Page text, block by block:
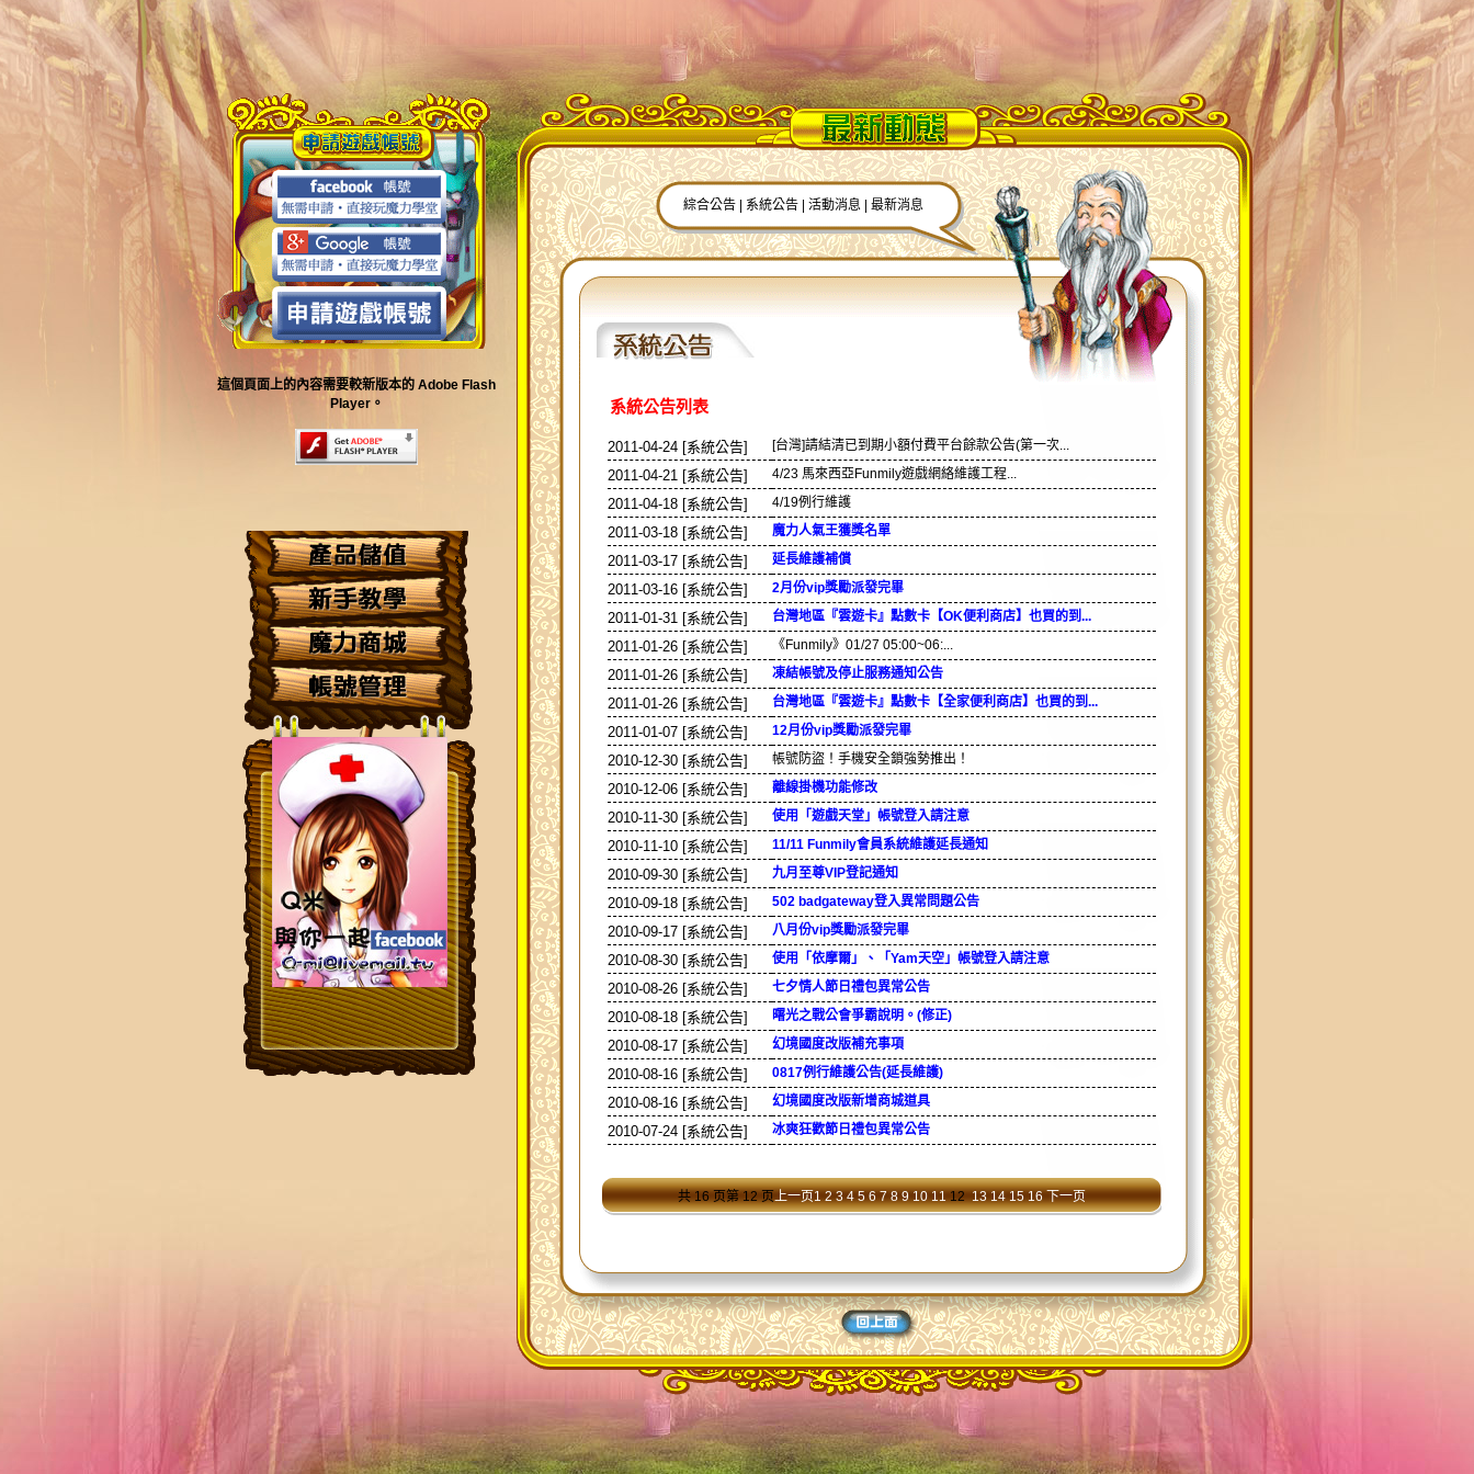
這個頁面上的內容需要較新版本的 Adobe Flash
Player。
綜合公告 系統公告 活動消息 最新消息
系統公告列表
2011-04-24 [系統公告] [台灣]請結清已到期小額付費平台餘款公告(第一次...
2011-04-21 [系統公告] 4/23 馬來西亞Funmily遊戲網絡維護工程...
2011-04-18 [系統公告] 4/19例行維護
2011-03-18 [系統公告] 魔力人氣王獲獎名單
2011-03-17 [系統公告] 延長維護補償
2011-03-16 [系統公告] 2月份vip獎勵派發完畢
2011-01-31 [系統公告] 台灣地區『雲遊卡』點數卡【OK便利商店】也買的到...
2011-01-26 [系統公告] 《Funmily》01/27 05:00~06:...
2011-01-26 [系統公告] 凍結帳號及停止服務通知公告
2011-01-26 [系統公告] 台灣地區『雲遊卡』點數卡【全家便利商店】也買的到...
2011-01-07 [系統公告] 12月份vip獎勵派發完畢
2010-12-30 [系統公告] 帳號防盜！手機安全鎖強勢推出！
2010-12-06 [系統公告] 離線掛機功能修改
2010-11-30 [系統公告] 使用「遊戲天堂」帳號登入請注意
2010-11-10 [系統公告] 11/11 Funmily會員系統維護延長通知
2010-09-30 [系統公告] 九月至尊VIP登記通知
2010-09-18 [系統公告] 502 badgateway登入異常問題公告
2010-09-17 [系統公告] 八月份vip獎勵派發完畢
2010-08-30 [系統公告] 使用「依摩爾」、「Yam天空」帳號登入請注意
2010-08-26 [系統公告] 七夕情人節日禮包異常公告
2010-08-18 [系統公告] 曙光之戰公會爭霸說明。(修正)
2010-08-17 [系統公告] 幻境國度改版補充事項
2010-08-16 [系統公告] 0817例行維護公告(延長維護)
2010-08-16 [系統公告] 幻境國度改版新增商城道具
2010-07-24 [系統公告] 冰爽狂歡節日禮包異常公告
共 16 页第 12 页上一页1 2 3 4 5 6 7 8 9 10 11 12 13 14 15 16 下一页